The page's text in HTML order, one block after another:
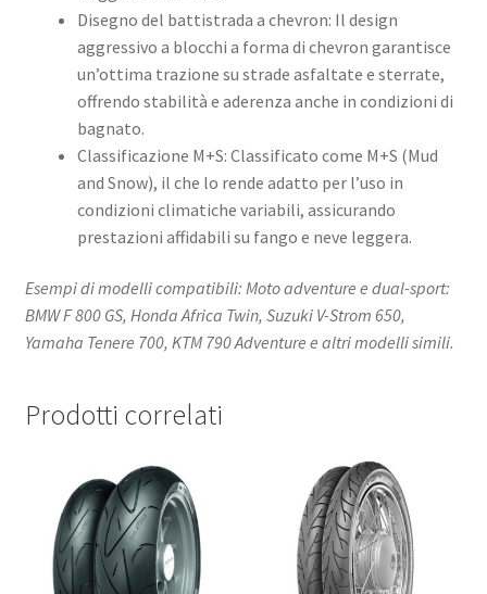
Disegno del battistrada a chevron: Il design
aggressivo a blocchi a forma di chevron garantisce
un’ottima trazione su strade asfaltate e sterrate,
offrendo stabilità e aderenza anche in condizioni di
bagnato.
Classificazione M+S: Classificato come M+S (Mud
and Snow), il che lo rende adatto per l’uso in
condizioni climatiche variabili, assicurando
prestazioni affidabili su fango e neve leggera.
Esempi di modelli compatibili: Moto adventure e dual-sport:
BMW F 800 GS, Honda Africa Twin, Suzuki V-Strom 650,
Yamaha Tenere 700, KTM 790 Adventure e altri modelli simili.​
Prodotti correlati